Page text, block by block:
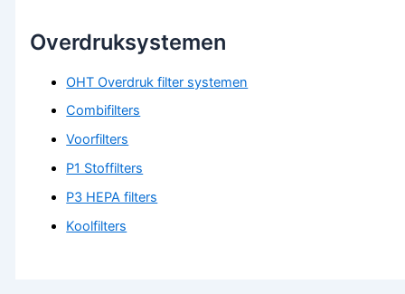
Overdruksystemen
OHT Overdruk filter systemen
Combifilters
Voorfilters
P1 Stoffilters
P3 HEPA filters
Koolfilters